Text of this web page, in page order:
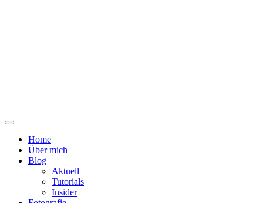
Home
Über mich
Blog
Aktuell
Tutorials
Insider